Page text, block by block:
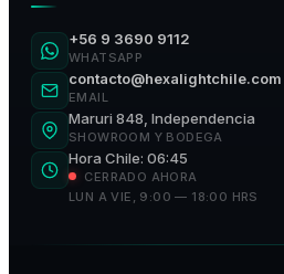
+56 9 3690 9112
WHATSAPP
contacto@hexalightchile.com
EMAIL
Maruri 848, Independencia
SHOWROOM Y BODEGA
Hora Chile: 06:45
CERRADO AHORA
LUN A VIE, 9:00 — 18:00 HRS